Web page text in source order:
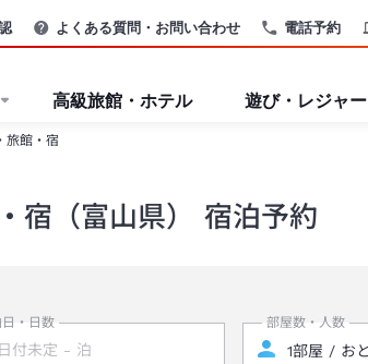
電話予約
よくある質問・お問い合わせ
高級旅館・ホテル 遊び・レジャー
旅館・宿
宿（富山県） 宿泊予約
・日数 部屋数・人数